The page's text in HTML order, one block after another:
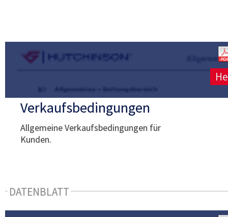
Verkaufsbedingungen
Allgemeine Verkaufsbedingungen für
Kunden.
DATENBLATT